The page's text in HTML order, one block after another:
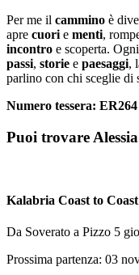
Per me il cammino è
apre cuori e menti,
incontro e scoperta.
passi, storie e paesaggi,
parlino con chi sceglie di
Numero tessera: ER264
Puoi trovare
Kalabria Coast to Coast
Da Soverato a Pizzo 5
Prossima partenza: 03